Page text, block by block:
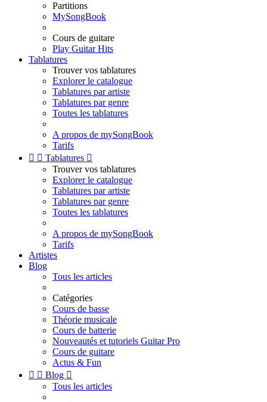
Partitions
MySongBook
Cours de guitare
Play Guitar Hits
Tablatures
Trouver vos tablatures
Explorer le catalogue
Tablatures par artiste
Tablatures par genre
Toutes les tablatures
A propos de mySongBook
Tarifs
  Tablatures 
Trouver vos tablatures
Explorer le catalogue
Tablatures par artiste
Tablatures par genre
Toutes les tablatures
A propos de mySongBook
Tarifs
Artistes
Blog
Tous les articles
Catégories
Cours de basse
Théorie musicale
Cours de batterie
Nouveautés et tutoriels Guitar Pro
Cours de guitare
Actus & Fun
  Blog 
Tous les articles